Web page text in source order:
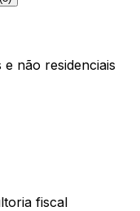
não residenciais
fiscal